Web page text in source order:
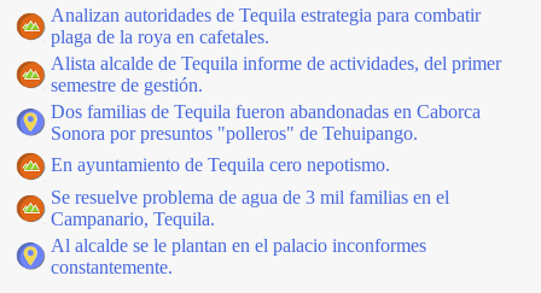
Analizan autoridades de Tequila estrategia para combatir
plaga de la roya en cafetales.
Alista alcalde de Tequila informe de actividades, del primer
semestre de gestión.
Dos familias de Tequila fueron abandonadas en Caborca
Sonora por presuntos "polleros" de Tehuipango.
En ayuntamiento de Tequila cero nepotismo.
Se resuelve problema de agua de 3 mil familias en el
Campanario, Tequila.
Al alcalde se le plantan en el palacio inconformes
constantemente.